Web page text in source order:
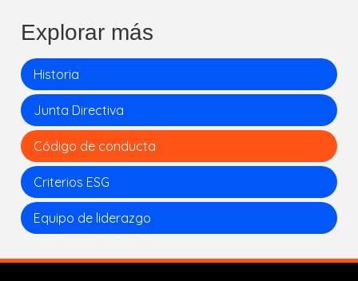
Explorar más
Historia
Junta Directiva
Código de conducta
Criterios ESG
Equipo de liderazgo